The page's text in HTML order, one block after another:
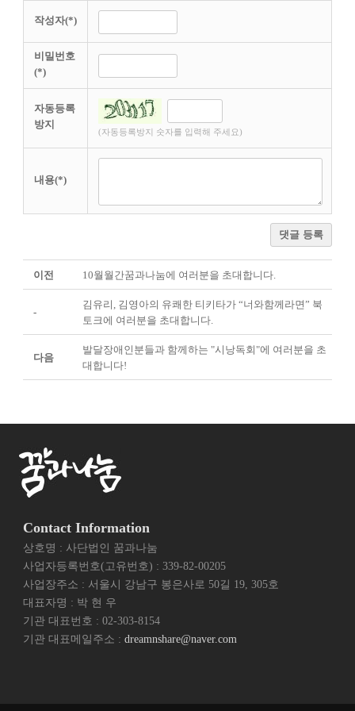
작성자(*)
비밀번호
(*)
자동등록
방지
(자동등록방지 숫자를 입력해 주세요)
내용(*)
댓글 등록
이전 10월월간꿈과나눔에 여러분을 초대합니다.
-
김유리, 김영아의 유쾌한 티키타가 “너와함께라면” 북
토크에 여러분을 초대합니다.
다음
발달장애인분들과 함께하는 "시낭독회"에 여러분을 초
대합니다!
Contact Information
상호명 : 사단법인 꿈과나눔
사업자등록번호(고유번호) : 339-82-00205
사업장주소 : 서울시 강남구 봉은사로 50길 19, 305호
대표자명 : 박 현 우
기관 대표번호 : 02-303-8154
기관 대표메일주소 : dreamnshare@naver.com